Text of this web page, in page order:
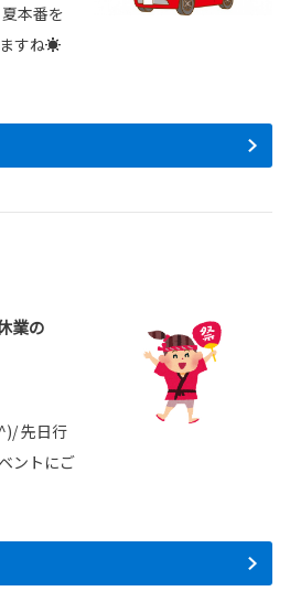
本番を
ますね☀️
業の
先日行
ントにご